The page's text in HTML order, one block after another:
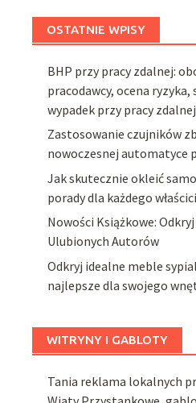
OSTATNIE WPISY
BHP przy pracy zdalnej:
pracodawcy, ocena ryzyka,
wypadek przy pracy zdalnej
Zastosowanie czujników
nowoczesnej automatyce
Jak skutecznie okleić
porady dla każdego
Nowości Książkowe:
Ulubionych Autorów
Odkryj idealne meble
najlepsze dla swojego
WITRYNY I GABLOTY
Tania reklama lokalnych